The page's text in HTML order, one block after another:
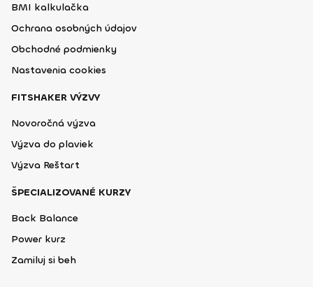
BMI kalkulačka
Ochrana osobných údajov
Obchodné podmienky
Nastavenia cookies
FITSHAKER VÝZVY
Novoročná výzva
Výzva do plaviek
Výzva Reštart
ŠPECIALIZOVANÉ KURZY
Back Balance
Power kurz
Zamiluj si beh